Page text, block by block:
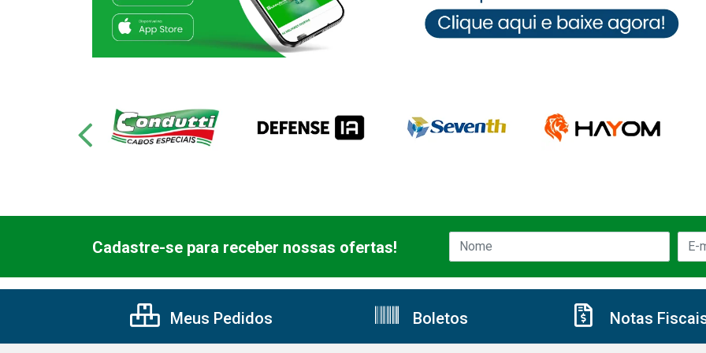
Cadastre-se para receber nossas ofertas!
Meus Pedidos Boletos Notas